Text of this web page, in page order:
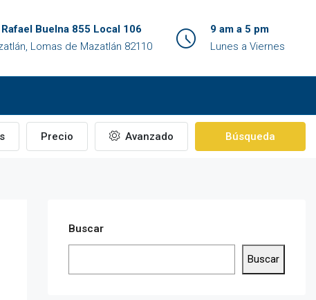
Rafael Buelna 855 Local 106
Lomas de Mazatlán 82110
9 am a 5 pm
Lunes a Viernes
Precio Avanzado Búsqueda
Buscar
Buscar